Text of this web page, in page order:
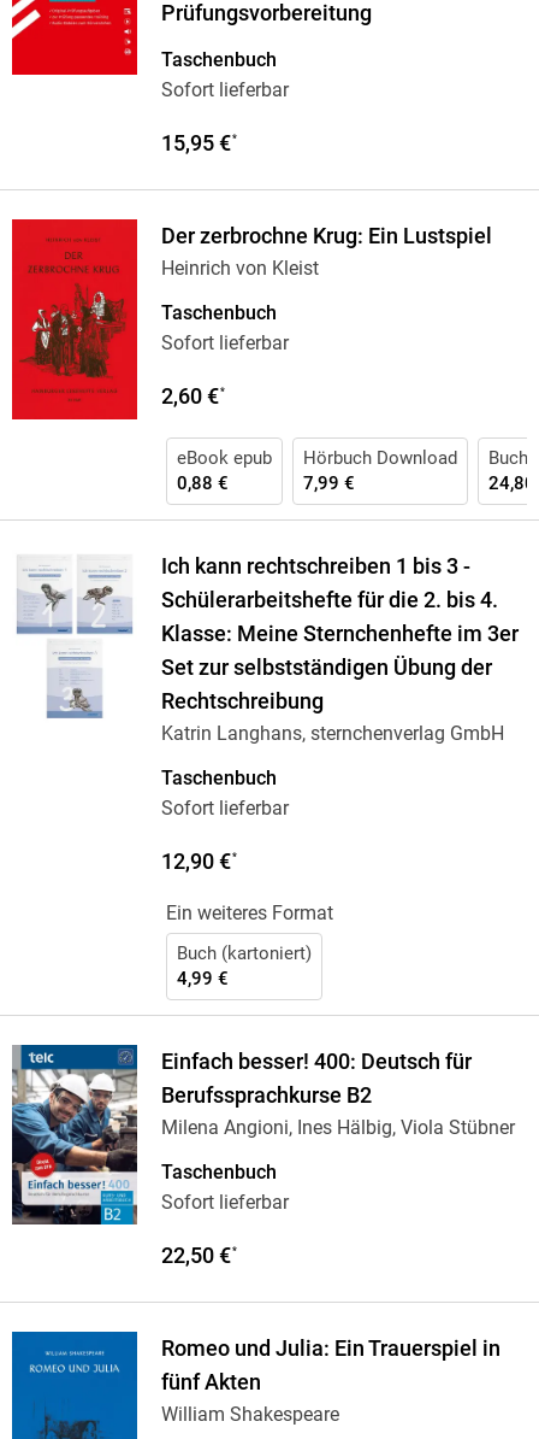
Prüfungsvorbereitung
Taschenbuch
Sofort lieferbar
15,95 €*
Der zerbrochne Krug: Ein Lustspiel
Heinrich von Kleist
Taschenbuch
Sofort lieferbar
2,60 €*
eBook epub
0,88 €
Hörbuch Download
7,99 €
Buch
24,80
Ich kann rechtschreiben 1 bis 3 -
Schülerarbeitshefte für die 2. bis 4.
Klasse: Meine Sternchenhefte im 3er
Set zur selbstständigen Übung der
Rechtschreibung
Katrin Langhans, sternchenverlag GmbH
Taschenbuch
Sofort lieferbar
12,90 €*
Ein weiteres Format
Buch (kartoniert)
4,99 €
Einfach besser! 400: Deutsch für
Berufssprachkurse B2
Milena Angioni, Ines Hälbig, Viola Stübner
Taschenbuch
Sofort lieferbar
22,50 €*
Romeo und Julia: Ein Trauerspiel in
fünf Akten
William Shakespeare